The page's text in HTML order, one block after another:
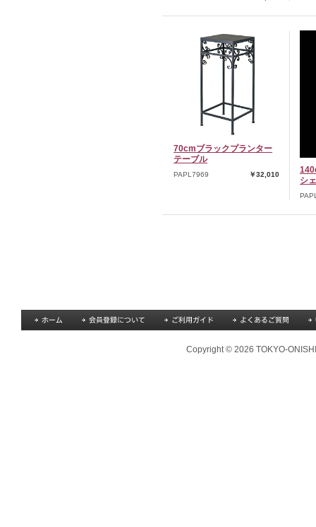
70cmブラックプランター
テーブル
PAPL7969 ￥32,010
シ
Copyright © 2026 TOKYO-